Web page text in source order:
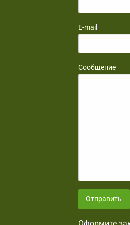
E-mail
Сообщение
Отправить